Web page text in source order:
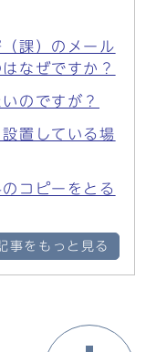
課）のメール
なぜですか？
のですが？
置している場
コピーをとる
事をもっと見る